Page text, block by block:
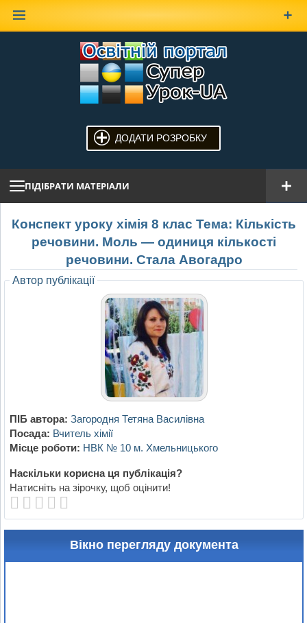
ДОДАТИ РОЗРОБКУ
ПІДІБРАТИ МАТЕРІАЛИ
Конспект уроку хімія 8 клас Тема: Кількість
речовини. Моль — одиниця кількості
речовини. Стала Авогадро
Автор публікації
ПІБ автора: Загородня Тетяна Василівна
Посада: Вчитель хімії
Місце роботи: НВК № 10 м. Хмельницького
Наскільки корисна ця публікація?
Натисніть на зірочку, щоб оцінити!
Вікно перегляду документа